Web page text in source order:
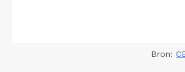
Bron: